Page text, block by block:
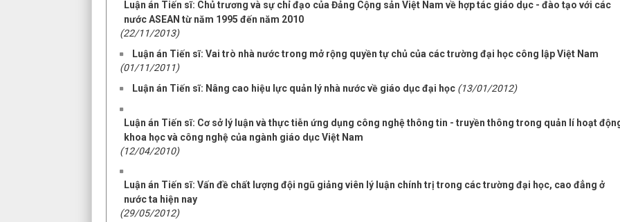
Luận án Tiến sĩ: Chủ trương và sự chỉ đạo của Đảng Cộng sản Việt Nam về hợp tác giáo dục - đào tạo với các
nước ASEAN từ năm 1995 đến năm 2010
(22/11/2013)
Luận án Tiến sĩ: Vai trò nhà nước trong mở rộng quyền tự chủ của các trường đại học công lập Việt Nam
(01/11/2011)
Luận án Tiến sĩ: Nâng cao hiệu lực quản lý nhà nước về giáo dục đại học (13/01/2012)
Luận án Tiến sĩ: Cơ sở lý luận và thực tiễn ứng dụng công nghệ thông tin - truyền thông trong quản lí hoạt
khoa học và công nghệ của ngành giáo dục Việt Nam
(12/04/2010)
Luận án Tiến sĩ: Vấn đề chất lượng đội ngũ giảng viên lý luận chính trị trong các trường đại học, cao đẳng ở
nước ta hiện nay
(29/05/2012)